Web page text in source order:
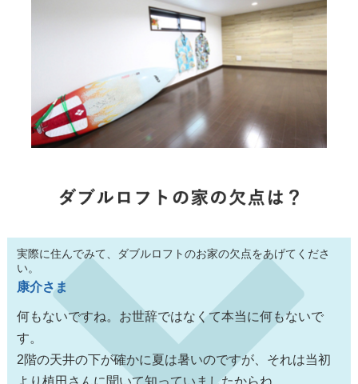
実際に住んでみて、ダブルロフトのお家の欠点をあげてくださ
い。
康介さま
何もないですね。お世辞ではなくて本当に何もないで
す。
2階の天井の下が確かに夏は暑いのですが、それは当初